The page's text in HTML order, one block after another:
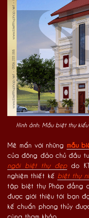
Hình ảnh: Mẫu biệt thự
Mê mẩn với những mẫu
của đông đảo chủ đầu
ngôi biệt thự đẹpdo
nghiệm thiết kế biệt thự
tập biệt thự Pháp đẳng
được giới thiệu tới bạn
kế chuẩn phong thủy
cùng tham khảo.